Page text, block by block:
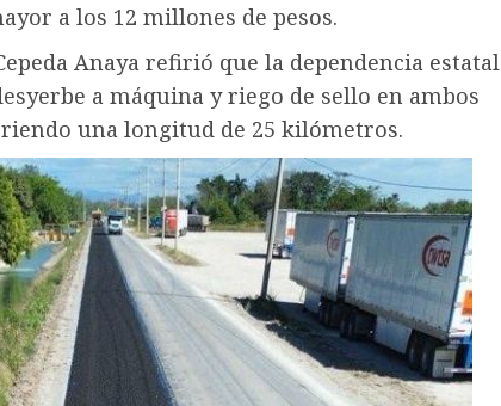
a los 12 millones de pesos.
Anaya refirió que la dependencia estatal
a máquina y riego de sello en ambos
una longitud de 25 kilómetros.